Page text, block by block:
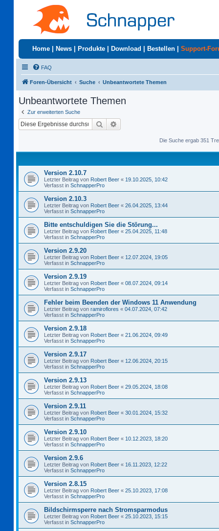
Home News Produkte Download Bestellen Support-
FAQ
Foren-Übersicht Suche Unbeantwortete Themen
Unbeantwortete Themen
Zur erweiterten Suche
Suche
Die Suche ergab 351
Version 2.10.7
Letzter Beitrag von Robert Beer « 19.10.2025, 10:42
Verfasst in SchnapperPro
Version 2.10.3
Letzter Beitrag von Robert Beer « 26.04.2025, 13:44
Verfasst in SchnapperPro
Bitte entschuldigen Sie die Störung...
Letzter Beitrag von Robert Beer « 25.04.2025, 11:48
Verfasst in SchnapperPro
Version 2.9.20
Letzter Beitrag von Robert Beer « 12.07.2024, 19:05
Verfasst in SchnapperPro
Version 2.9.19
Letzter Beitrag von Robert Beer « 08.07.2024, 09:14
Verfasst in SchnapperPro
Fehler beim Beenden der Windows 11 Anwendung
Letzter Beitrag von ramiroflores « 04.07.2024, 07:42
Verfasst in SchnapperPro
Version 2.9.18
Letzter Beitrag von Robert Beer « 21.06.2024, 09:49
Verfasst in SchnapperPro
Version 2.9.17
Letzter Beitrag von Robert Beer « 12.06.2024, 20:15
Verfasst in SchnapperPro
Version 2.9.13
Letzter Beitrag von Robert Beer « 29.05.2024, 18:08
Verfasst in SchnapperPro
Version 2.9.11
Letzter Beitrag von Robert Beer « 30.01.2024, 15:32
Verfasst in SchnapperPro
Version 2.9.10
Letzter Beitrag von Robert Beer « 10.12.2023, 18:20
Verfasst in SchnapperPro
Version 2.9.6
Letzter Beitrag von Robert Beer « 16.11.2023, 12:22
Verfasst in SchnapperPro
Version 2.8.15
Letzter Beitrag von Robert Beer « 25.10.2023, 17:08
Verfasst in SchnapperPro
Bildschirmsperre nach Stromsparmodus
Letzter Beitrag von Robert Beer « 25.10.2023, 15:15
Verfasst in SchnapperPro